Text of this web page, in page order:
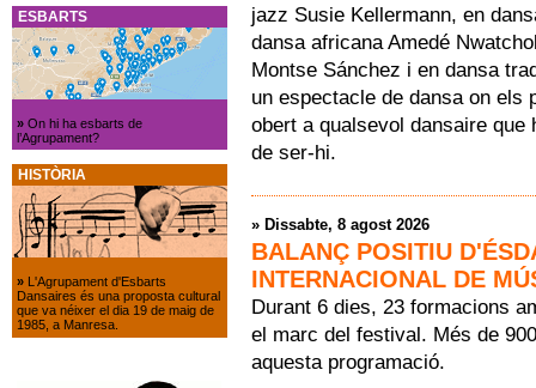
jazz Susie Kellermann, en
dansa africana Amedé
Montse Sánchez i en dansa
un espectacle de dansa on els
obert a qualsevol dansaire que
de ser-hi.
» Dissabte, 8 agost 2026
BALANÇ POSITIU
INTERNACIONAL DE
Durant 6 dies, 23 formacions
el marc del festival. Més de
aquesta programació.
ESBARTS
»On hi ha esbarts de
l’Agrupament?
HISTÒRIA
» L'Agrupament d'Esbarts
Dansaires és una proposta cultural
que va néixer el dia 19 de maig de
1985, a Manresa.